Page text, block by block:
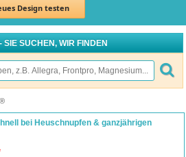
Design testen
SUCHEN, WIR FINDEN
bei Heuschnupfen & ganzjährigen